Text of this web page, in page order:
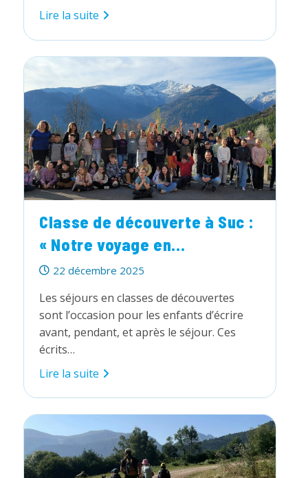
Lire la suite Lieux
vers
une
dynamique
Classe de découverte à Suc :
« Notre voyage en...
Publication
22 décembre 2025
Les séjours en classes de découvertes
sont l’occasion pour les enfants d’écrire
avant, pendant, et après le séjour. Ces
écrits…
Lire la suite Classe
Suc
« Notre
voyage
en
Ariège ! »